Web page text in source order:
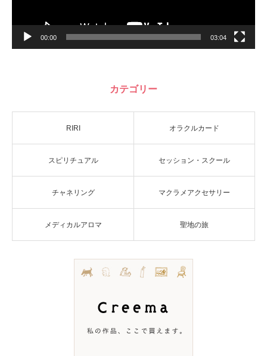
00:00 03:04
カテゴリー
RIRI オラクルカード
スピリチュアル セッション・スクール
チャネリング マクラメアクセサリー
メディカルアロマ 聖地の旅